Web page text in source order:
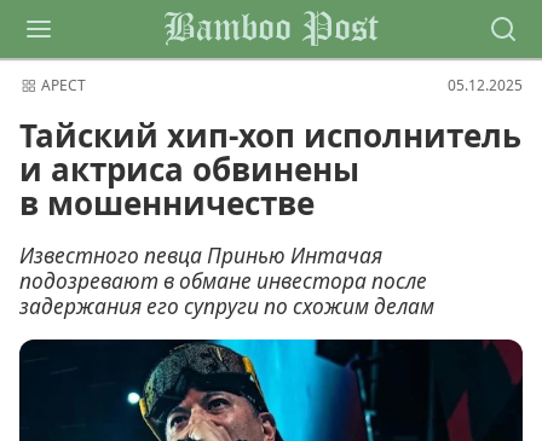
Bamboo Post
АРЕСТ 05.12.2025
Тайский хип-хоп исполнитель
и актриса обвинены
в мошенничестве
Известного певца Принью Интачая
подозревают в обмане инвестора после
задержания его супруги по схожим делам